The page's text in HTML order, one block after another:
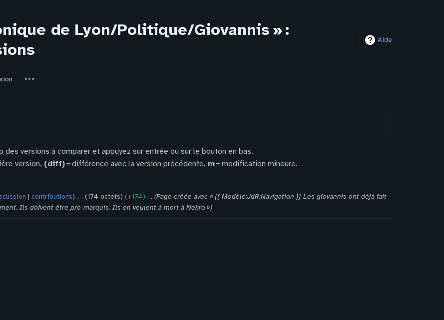
de Lyon/Politique/Giovannis » :
Aide
actions
versions à comparer et appuyez sur entrée ou sur le bouton en bas.
version, (diff)= différence avec la version précédente, m= modification mineure.
contributions 174 octets +174
Page créée avec « {{ Modèle:JdR:Navigation }} Les giovannis ont déjà fait
Ils doivent être pro-marquis. Ils en veulent à mort à Nekro »